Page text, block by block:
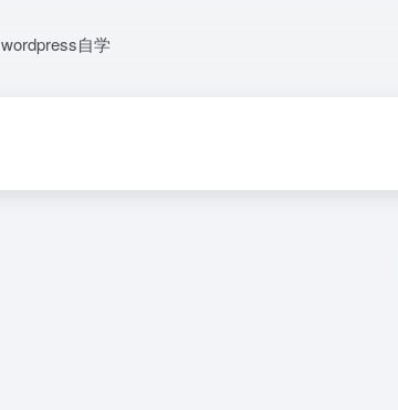
wordpress自学